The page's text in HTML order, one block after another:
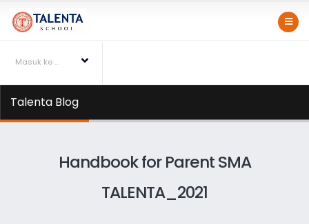
Masuk ke Talentapedia
Talenta Blog
Handbook for Parent SMA
TALENTA_2021